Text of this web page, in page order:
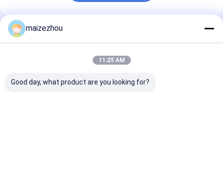
Empfohlene Produkte
maizezhou
11:25 AM
Good day, what product are you looking for?